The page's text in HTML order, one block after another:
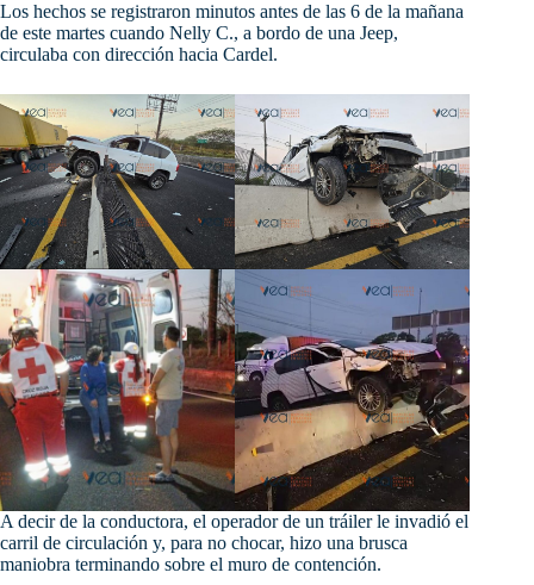
Los hechos se registraron minutos antes de las 6 de la mañana
de este martes cuando Nelly C., a bordo de una Jeep,
circulaba con dirección hacia Cardel.
A decir de la conductora, el operador de un tráiler le invadió el
carril de circulación y, para no chocar, hizo una brusca
maniobra terminando sobre el muro de contención.